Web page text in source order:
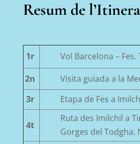
Resum de
1r
Vol Barcelona –
2n
Visita guiada a la
3r
Etapa de Fes a
4t
Ruta des Imilchil a
Gorges del Todgha.